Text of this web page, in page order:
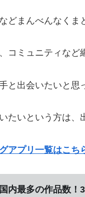
どまんべんなくま
コミュニティなど
と出会いたいと思
たいという方は、
アプリ一覧はこち
内最多の作品数！